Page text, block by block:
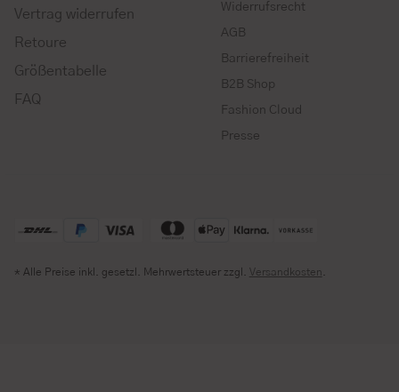
Vertrag widerrufen
Retoure
Größentabelle
FAQ
Widerrufsrecht
AGB
Barrierefreiheit
B2B Shop
Fashion Cloud
Presse
* Alle Preise inkl. gesetzl. Mehrwertsteuer zzgl. Versandkosten